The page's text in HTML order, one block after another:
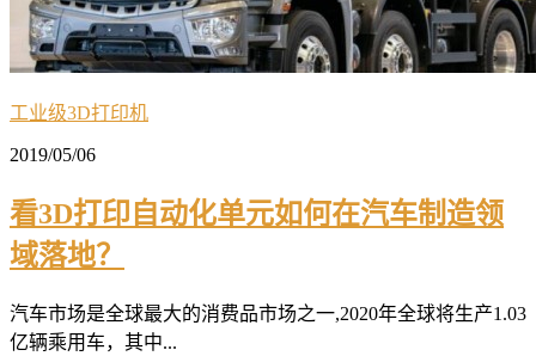
工业级3D打印机
2019/05/06
看3D打印自动化单元如何在汽车制造领
域落地？
汽车市场是全球最大的消费品市场之一,2020年全球将生产1.03
亿辆乘用车，其中...